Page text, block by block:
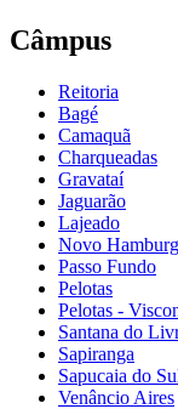
Câmpus
Reitoria
Bagé
Camaquã
Charqueadas
Gravataí
Jaguarão
Lajeado
Novo
Passo Fundo
Pelotas
Pelotas -
Santana do
Sapiranga
Sapucaia do
Venâncio Aires